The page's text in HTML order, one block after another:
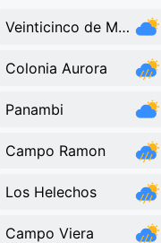
Veinticinco de Mayo
Colonia Aurora
Panambi
Campo Ramon
Los Helechos
Campo Viera